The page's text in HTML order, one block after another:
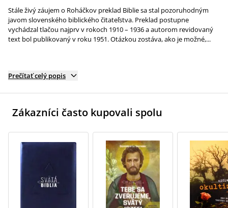
Stále živý záujem o Roháčkov preklad Biblie sa stal pozoruhodným
javom slovenského biblického čitateľstva. Preklad postupne
vychádzal tlačou najprv v rokoch 1910 – 1936 a autorom revidovaný
text bol publikovaný v roku 1951. Otázkou zostáva, ako je možné,...
Prečítať celý popis
Zákazníci často kupovali spolu